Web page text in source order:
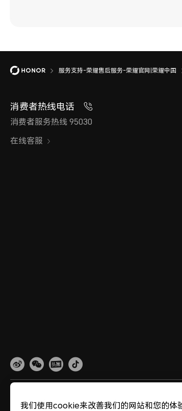
服务支持-荣耀售后服务-荣耀官网|荣耀中国
消费者热线电话
消费者服务热线 95030
在线客服
我们使用cookie来改善我们的网站和您的体